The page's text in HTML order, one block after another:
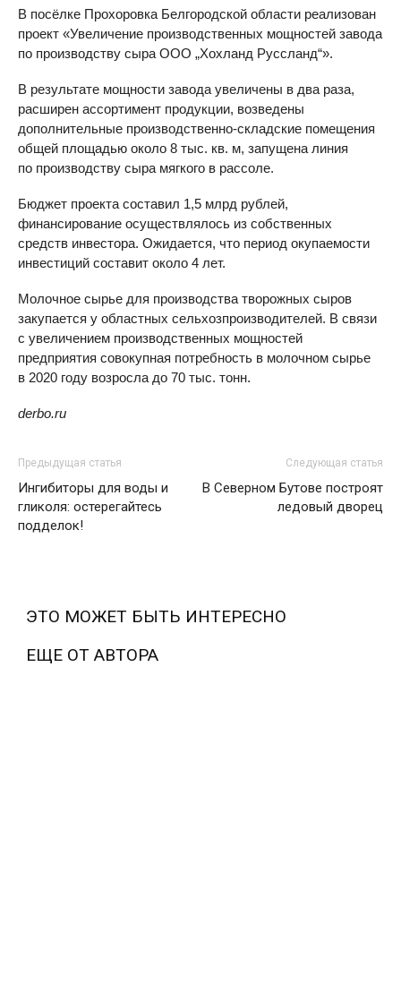
В посёлке Прохоровка Белгородской области реализован
проект «Увеличение производственных мощностей завода
по производству сыра ООО „Хохланд Руссланд“».
В результате мощности завода увеличены в два раза,
расширен ассортимент продукции, возведены
дополнительные производственно-складские помещения
общей площадью около 8 тыс. кв. м, запущена линия
по производству сыра мягкого в рассоле.
Бюджет проекта составил 1,5 млрд рублей,
финансирование осуществлялось из собственных
средств инвестора. Ожидается, что период окупаемости
инвестиций составит около 4 лет.
Молочное сырье для производства творожных сыров
закупается у областных сельхозпроизводителей. В связи
с увеличением производственных мощностей
предприятия совокупная потребность в молочном сырье
в 2020 году возросла до 70 тыс. тонн.
derbo.ru
Предыдущая статья
Ингибиторы для воды и
гликоля: остерегайтесь
подделок!
Следующая статья
В Северном Бутове построят
ледовый дворец
ЭТО МОЖЕТ БЫТЬ ИНТЕРЕСНО
ЕЩЕ ОТ АВТОРА